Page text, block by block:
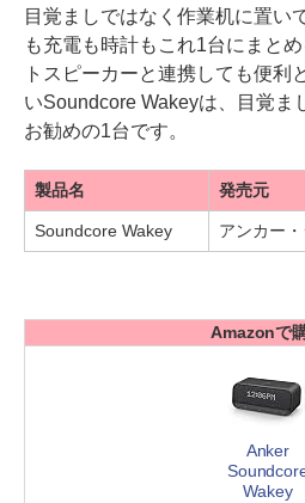
目覚ましではなく作業机に置い
も充電も時計もこれ1台にまと
トスピーカーと連携しても便利
いSoundcore Wakeyは、目覚ま
お勧めの1台です。
製品名 発売元
Soundcore Wakey アンカー
Amazonで
Anker
Wakey